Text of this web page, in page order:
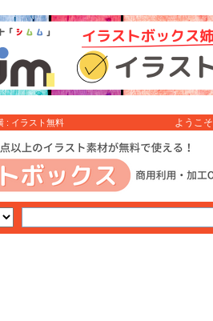
: イラスト無料 ようこそ